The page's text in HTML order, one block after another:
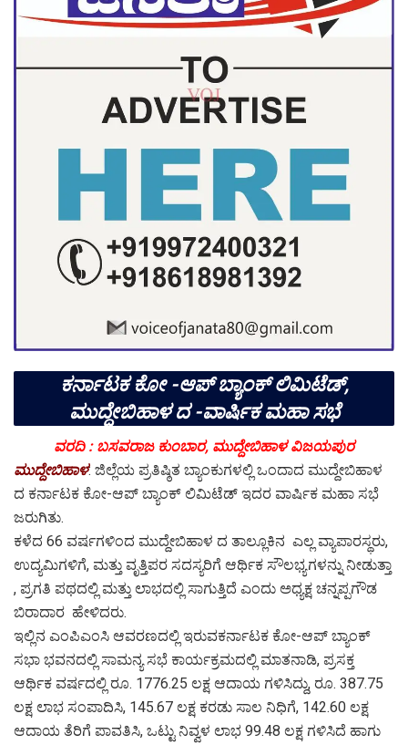
ಕರ್ನಾಟಕ ಕೋ -ಆಪ್ ಬ್ಯಾಂಕ್ ಲಿಮಿಟೆಡ್,
ಮುದ್ದೇಬಿಹಾಳ ದ -ವಾರ್ಷಿಕ ಮಹಾ ಸಭೆ
ವರದಿ : ಬಸವರಾಜ ಕುಂಬಾರ, ಮುದ್ದೇಬಿಹಾಳ ವಿಜಯಪುರ
ಮುದ್ದೇಬಿಹಾಳ: ಜಿಲ್ಲೆಯ ಪ್ರತಿಷ್ಠಿತ ಬ್ಯಾಂಕುಗಳಲ್ಲಿ ಒಂದಾದ ಮುದ್ದೇಬಿಹಾಳ
ದ ಕರ್ನಾಟಕ ಕೋ-ಆಪ್ ಬ್ಯಾಂಕ್ ಲಿಮಿಟೆಡ್ ಇದರ ವಾರ್ಷಿಕ ಮಹಾ ಸಭೆ
ಜರುಗಿತು.
ಕಳೆದ 66 ವರ್ಷಗಳಿಂದ ಮುದ್ದೇಬಿಹಾಳ ದ ತಾಲ್ಲೂಕಿನ ಎಲ್ಲ ವ್ಯಾಪಾರಸ್ಥರು,
ಉದ್ಯಮಿಗಳಿಗೆ, ಮತ್ತು ವೃತ್ತಿಪರ ಸದಸ್ಯರಿಗೆ ಆರ್ಥಿಕ ಸೌಲಭ್ಯಗಳನ್ನು ನೀಡುತ್ತಾ
, ಪ್ರಗತಿ ಪಥದಲ್ಲಿ ಮತ್ತು ಲಾಭದಲ್ಲಿ ಸಾಗುತ್ತಿದೆ ಎಂದು ಅಧ್ಯಕ್ಷ ಚನ್ನಪ್ಪಗೌಡ
ಬಿರಾದಾರ ಹೇಳಿದರು.
ಇಲ್ಲಿನ ಎಂಪಿಎಂಸಿ ಆವರಣದಲ್ಲಿ ಇರುವಕರ್ನಾಟಕ ಕೋ-ಆಪ್ ಬ್ಯಾಂಕ್
ಸಭಾ ಭವನದಲ್ಲಿ ಸಾಮನ್ಯ ಸಭೆ ಕಾರ್ಯಕ್ರಮದಲ್ಲಿ ಮಾತನಾಡಿ, ಪ್ರಸಕ್ತ
ಆರ್ಥಿಕ ವರ್ಷದಲ್ಲಿ ರೂ. 1776.25 ಲಕ್ಷ ಆದಾಯ ಗಳಿಸಿದ್ದು, ರೂ. 387.75
ಲಕ್ಷ ಲಾಭ ಸಂಪಾದಿಸಿ, 145.67 ಲಕ್ಷ ಕರಡು ಸಾಲ ನಿಧಿಗೆ, 142.60 ಲಕ್ಷ
ಆದಾಯ ತೆರಿಗೆ ಪಾವತಿಸಿ, ಒಟ್ಟು ನಿವ್ವಳ ಲಾಭ 99.48 ಲಕ್ಷ ಗಳಿಸಿದೆ ಹಾಗು